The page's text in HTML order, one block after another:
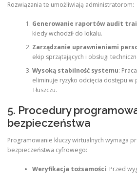
Rozwiązania te umożliwiają administratorom:
Generowanie raportów audit
kiedy wchodził do lokalu.
Zarządzanie uprawnieniami
ekip sprzątających i obsługi
Wysoką stabilność systemu:
eliminuje ryzyko odcięcia dostępu w
Tłuszczu.
5. Procedury
bezpieczeństwa
Programowanie kluczy wirtualnych wymaga
bezpieczeństwa cyfrowego:
Weryfikacja tożsamości: Przed